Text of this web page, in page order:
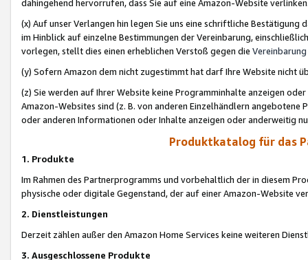
dahingehend hervorrufen, dass Sie auf eine Amazon-Website
(x) Auf unser Verlangen hin legen Sie uns eine schriftliche
im Hinblick auf einzelne Bestimmungen der Vereinbarung,
vorlegen, stellt dies einen erheblichen Verstoß gegen die Vereinbarung
(y) Sofern Amazon dem nicht zugestimmt hat darf Ihre Website nicht
(z) Sie werden auf Ihrer Website keine Programminhalte anzeigen
Amazon-Websites sind (z. B. von anderen Einzelhändlern
oder anderen Informationen oder Inhalte anzeigen oder anderweitig
Produktkatalog für das
1. Produkte
Im Rahmen des Partnerprogramms und vorbehaltlich der in diesem
physische oder digitale Gegenstand, der auf einer Amazon-Website
2. Dienstleistungen
Derzeit zählen außer den Amazon Home Services keine weiteren
3. Ausgeschlossene Produkte